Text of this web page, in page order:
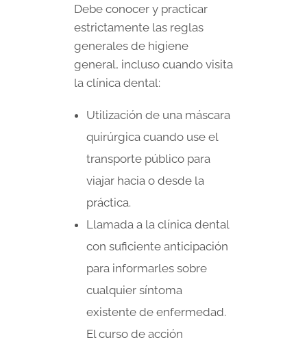
Debe conocer y practicar
estrictamente las reglas
generales de higiene
general, incluso cuando visita
la clínica dental:
Utilización de una máscara
quirúrgica cuando use el
transporte público para
viajar hacia o desde la
práctica.
Llamada a la clínica dental
con suficiente anticipación
para informarles sobre
cualquier síntoma
existente de enfermedad.
El curso de acción